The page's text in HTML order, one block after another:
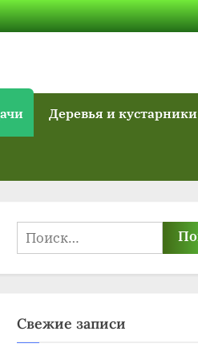
Деревья и кустарники
Найти:
Свежие записи